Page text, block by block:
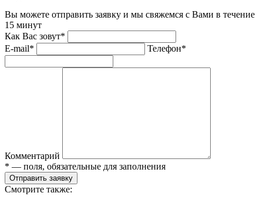
Вы можете отправить заявку и мы свяжемся с Вами в течение
15 минут
Как Вас зовут*
E-mail*
Телефон*
Комментарий
* — поля, обязательные для заполнения
Отправить заявку
Смотрите также: